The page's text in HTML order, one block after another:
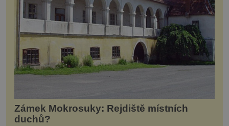
Zámek Mokrosuky: Rejdiště místních
duchů?